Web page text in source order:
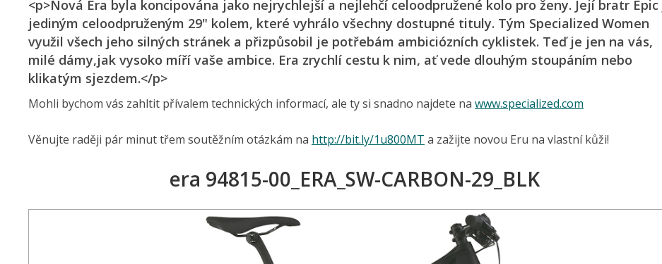
<p>Nová Era byla koncipována jako nejrychlejší a nejlehčí celoodpružené kolo pro ženy. Její bratr Epic
jediným celoodpruženým 29" kolem, které vyhrálo všechny dostupné tituly. Tým Specialized Women
využil všech jeho silných stránek a přizpůsobil je potřebám ambiciózních cyklistek. Teď je jen na vás,
milé dámy,jak vysoko míří vaše ambice. Era zrychlí cestu k nim, ať vede dlouhým stoupáním nebo
klikatým sjezdem.</p>
Mohli bychom vás zahltit přívalem technických informací, ale ty si snadno najdete na www.specialized.com
Věnujte raději pár minut třem soutěžním otázkám na http://bit.ly/1u800MT a zažijte novou Eru na vlastní kůži!
era 94815-00_ERA_SW-CARBON-29_BLK